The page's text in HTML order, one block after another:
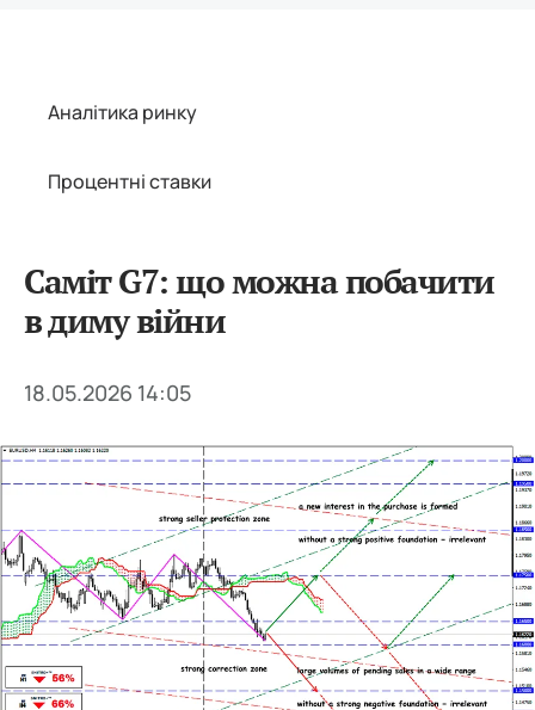
Аналітика ринку
Процентні ставки
Саміт G7: що можна побачити
в диму війни
18.05.2026 14:05